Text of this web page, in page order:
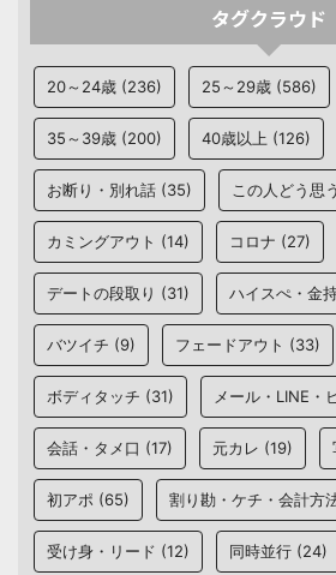
タグクラウド
20～24歳 (236) 25～29歳 (586)
35～39歳 (200) 40歳以上 (126)
お断り・別れ話 (35) この人どう思
カミングアウト (14) コロナ (27)
デートの段取り (31) ハイスぺ・金
バツイチ (9) フェードアウト (33)
ボディタッチ (31) メール・LINE・
会話・タメ口 (17) 元カレ (19)
初アポ (65) 割り勘・ケチ・会計方
受け身・リード (12) 同時並行 (24)